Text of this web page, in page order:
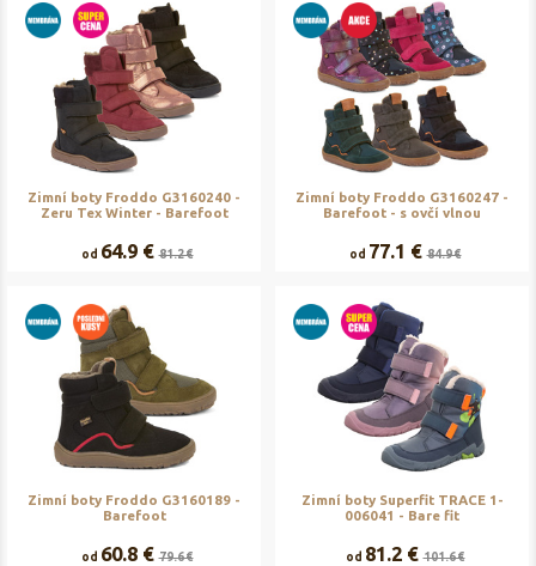
Zimní boty Froddo G3160240 -
Zeru Tex Winter - Barefoot
od 64.9 € 81.2 €
Zimní boty Froddo G3160247 -
Barefoot - s ovčí vlnou
od 77.1 € 84.9 €
Zimní boty Froddo G3160189 -
Barefoot
od 60.8 € 79.6 €
Zimní boty Superfit TRACE 1-
006041 - Bare fit
od 81.2 € 101.6 €